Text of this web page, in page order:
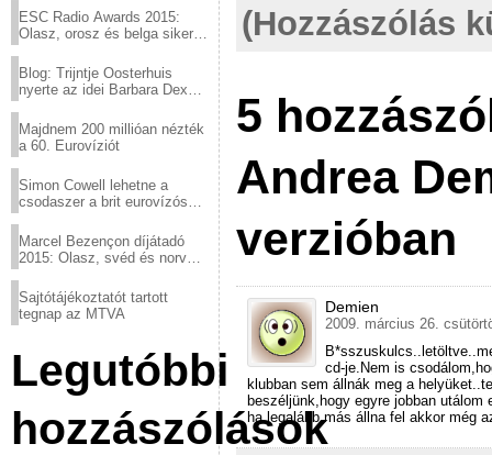
ESC Radio Awards 2015:
Olasz, orosz és belga siker,
Blog: Trijntje Oosterhuis
nyerte az idei Barbara Dex
Majdnem 200 millióan nézték
a 60. Eurovíziót
Simon Cowell lehetne a
csodaszer a brit eurovízós
Marcel Bezençon díjátadó
2015: Olasz, svéd és norvég
Sajtótájékoztatót tartott
tegnap az MTVA
Legutóbbi
hozzászólások
(Hozzászólás
5
Andrea
verzióban
Demien
2009. március 26.
cd-je.Nem is
klubban sem állnák meg a
beszéljünk,hogy egyre jobban
ha legalább más állna fel akkor még